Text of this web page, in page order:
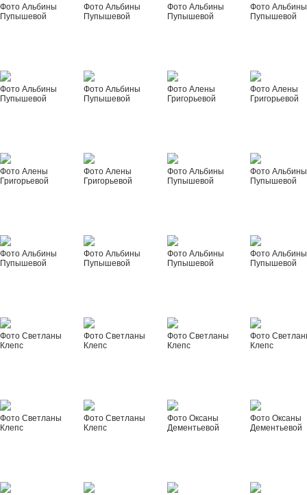
Фото Альбины
Пупышевой
Фото Альбины
Пупышевой
Фото Альбины
Пупышевой
Фото Альбины
Пупышевой
Фото Альбины
Пупышевой
Фото Альбины
Пупышевой
Фото Алены
Григорьевой
Фото Алены
Григорьевой
Фото Алены
Григорьевой
Фото Алены
Григорьевой
Фото Альбины
Пупышевой
Фото Альбины
Пупышевой
Фото Альбины
Пупышевой
Фото Альбины
Пупышевой
Фото Альбины
Пупышевой
Фото Альбины
Пупышевой
Фото Светланы
Клепс
Фото Светланы
Клепс
Фото Светланы
Клепс
Фото
Клепс
Фото Светланы
Клепс
Фото Светланы
Клепс
Фото Оксаны
Дементьевой
Фото Оксаны
Дементьевой